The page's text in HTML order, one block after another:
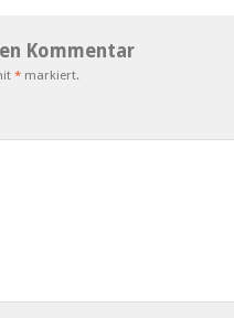
Kommentar
* markiert.